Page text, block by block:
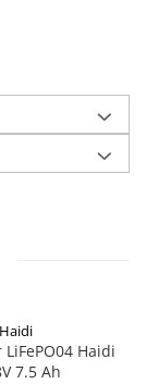
mm.
Haidi
Haidi
7.5 Ah